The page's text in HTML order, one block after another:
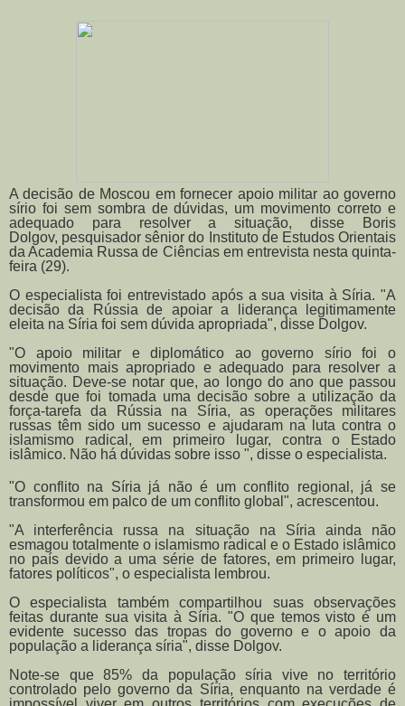
A decisão de Moscou em fornecer apoio militar ao governo
sírio foi sem sombra de dúvidas, um movimento correto e
adequado para resolver a situação, disse
Boris
Dolgov, pesquisador sênior do Instituto de Estudos Orientais
da Academia Russa de Ciências em entrevista nesta quinta-
feira (29).
O especialista foi entrevistado após a sua visita à Síria. "A
decisão da Rússia de apoiar a liderança legitimamente
eleita na Síria foi sem dúvida apropriada", disse Dolgov.
"O apoio militar e diplomático ao governo sírio foi o
movimento mais apropriado e adequado para resolver a
situação. Deve-se notar que, ao longo do ano que passou
desde que foi tomada uma decisão sobre a utilização da
força-tarefa da Rússia na Síria, as operações militares
russas têm sido um sucesso e ajudaram na luta contra o
islamismo radical, em primeiro lugar, contra o Estado
islâmico. Não há dúvidas sobre isso ", disse o especialista.
"O conflito na Síria já não é um conflito regional, já se
transformou em palco de um conflito global", acrescentou.
"A interferência russa na situação na Síria ainda não
esmagou totalmente o islamismo radical e o Estado islâmico
no país devido a uma série de fatores, em primeiro lugar,
fatores políticos", o especialista lembrou.
O especialista também compartilhou suas observações
feitas durante sua visita à Síria. "O que temos visto é um
evidente sucesso das tropas do governo e o apoio da
população a liderança síria", disse Dolgov.
Note-se que 85% da população síria vive no território
controlado pelo governo da Síria, enquanto na verdade é